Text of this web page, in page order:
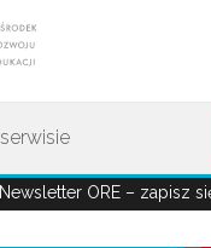
Newsletter ORE – zapisz